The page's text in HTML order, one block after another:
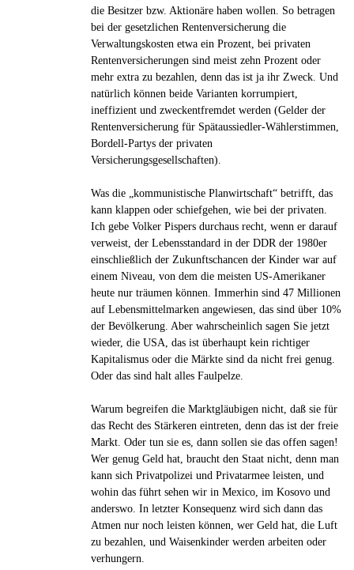
die Besitzer bzw. Aktionäre haben wollen. So betragen
bei der gesetzlichen Rentenversicherung die
Verwaltungskosten etwa ein Prozent, bei privaten
Rentenversicherungen sind meist zehn Prozent oder
mehr extra zu bezahlen, denn das ist ja ihr Zweck. Und
natürlich können beide Varianten korrumpiert,
ineffizient und zweckentfremdet werden (Gelder der
Rentenversicherung für Spätaussiedler-Wählerstimmen,
Bordell-Partys der privaten
Versicherungsgesellschaften).
Was die „kommunistische Planwirtschaft“ betrifft, das
kann klappen oder schiefgehen, wie bei der privaten.
Ich gebe Volker Pispers durchaus recht, wenn er darauf
verweist, der Lebensstandard in der DDR der 1980er
einschließlich der Zukunftschancen der Kinder war auf
einem Niveau, von dem die meisten US-Amerikaner
heute nur träumen können. Immerhin sind 47 Millionen
auf Lebensmittelmarken angewiesen, das sind über 10%
der Bevölkerung. Aber wahrscheinlich sagen Sie jetzt
wieder, die USA, das ist überhaupt kein richtiger
Kapitalismus oder die Märkte sind da nicht frei genug.
Oder das sind halt alles Faulpelze.
Warum begreifen die Marktgläubigen nicht, daß sie für
das Recht des Stärkeren eintreten, denn das ist der freie
Markt. Oder tun sie es, dann sollen sie das offen sagen!
Wer genug Geld hat, braucht den Staat nicht, denn man
kann sich Privatpolizei und Privatarmee leisten, und
wohin das führt sehen wir in Mexico, im Kosovo und
anderswo. In letzter Konsequenz wird sich dann das
Atmen nur noch leisten können, wer Geld hat, die Luft
zu bezahlen, und Waisenkinder werden arbeiten oder
verhungern.